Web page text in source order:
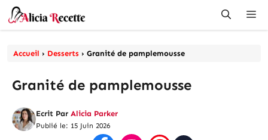
Aller
au
Accueil › Desserts › Granité de pamplemousse
Granité de pamplemousse
Ecrit Par Alicia Parker
Publié le: 15 Juin 2026